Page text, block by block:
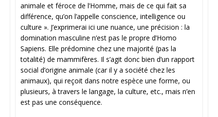
animale et féroce de l’Homme, mais de ce qui fait sa
différence, qu’on l’appelle conscience, intelligence ou
culture ». J’exprimerai ici une nuance, une précision : la
domination masculine n’est pas le propre d’Homo
Sapiens. Elle prédomine chez une majorité (pas la
totalité) de mammifères. Il s’agit donc bien d’un rapport
social d’origine animale (car il y a société chez les
animaux), qui reçoit dans notre espèce une forme, ou
plusieurs, à travers le langage, la culture, etc., mais n’en
est pas une conséquence.